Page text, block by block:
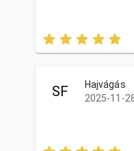
SF
Hajvágás
2025-11-